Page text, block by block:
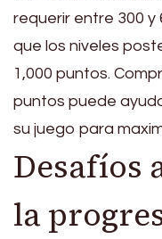
requerir entre 300 y
que los niveles
1,000 puntos.
puntos puede
su juego para
Desafíos
la